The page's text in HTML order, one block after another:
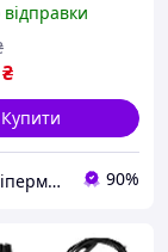
/ Портативна
для
₴
Купити
Онлайн-гіпермаркет GIDRA 90%